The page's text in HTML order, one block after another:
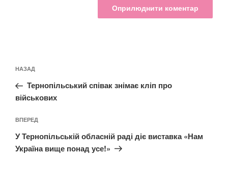
записів
Попередній
запис:
НАЗАД
Тернопільський співак знімає кліп про
військових
Наступний
запис
ВПЕРЕД
У Тернопільській обласній раді діє виставка «Нам
Україна вище понад усе!»